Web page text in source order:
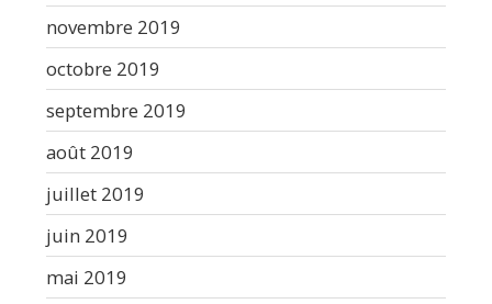
novembre 2019
octobre 2019
septembre 2019
août 2019
juillet 2019
juin 2019
mai 2019